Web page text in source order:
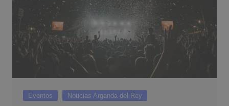
Eventos Noticias Arganda del Rey